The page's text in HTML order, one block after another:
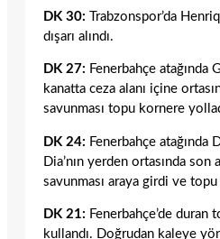
DK 30: Trabzonspor’da
dışarı alındı.
DK 27: Fenerbahçe atağında
kanatta ceza alanı içine
savunması topu kornere
DK 24: Fenerbahçe atağında
Dia’nın yerden ortasında son
savunması araya girdi ve topu
DK 21: Fenerbahçe’de
kullandı. Doğrudan kaleye